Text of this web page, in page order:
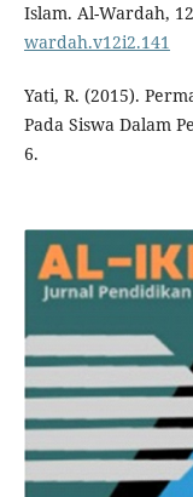
Islam. Al-Wardah,
wardah.v12i2.141
Yati, R. (2015).
Pada Siswa Dalam
6.